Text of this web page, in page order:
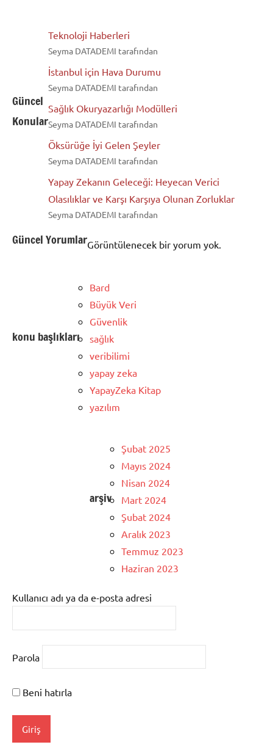
Güncel
Konular
Teknoloji Haberleri
Seyma DATADEMI tarafından
İstanbul için Hava Durumu
Seyma DATADEMI tarafından
Sağlık Okuryazarlığı Modülleri
Seyma DATADEMI tarafından
Öksürüğe İyi Gelen Şeyler
Seyma DATADEMI tarafından
Yapay Zekanın Geleceği: Heyecan Verici
Olasılıklar ve Karşı Karşıya Olunan Zorluklar
Seyma DATADEMI tarafından
Güncel YorumlarGörüntülenecek bir yorum yok.
konu başlıkları
Bard
Büyük Veri
Güvenlik
sağlık
veribilimi
yapay zeka
YapayZeka Kitap
yazılım
arşiv
Şubat 2025
Mayıs 2024
Nisan 2024
Mart 2024
Şubat 2024
Aralık 2023
Temmuz 2023
Haziran 2023
Kullanıcı adı ya da e-posta adresi
Parola
Beni hatırla